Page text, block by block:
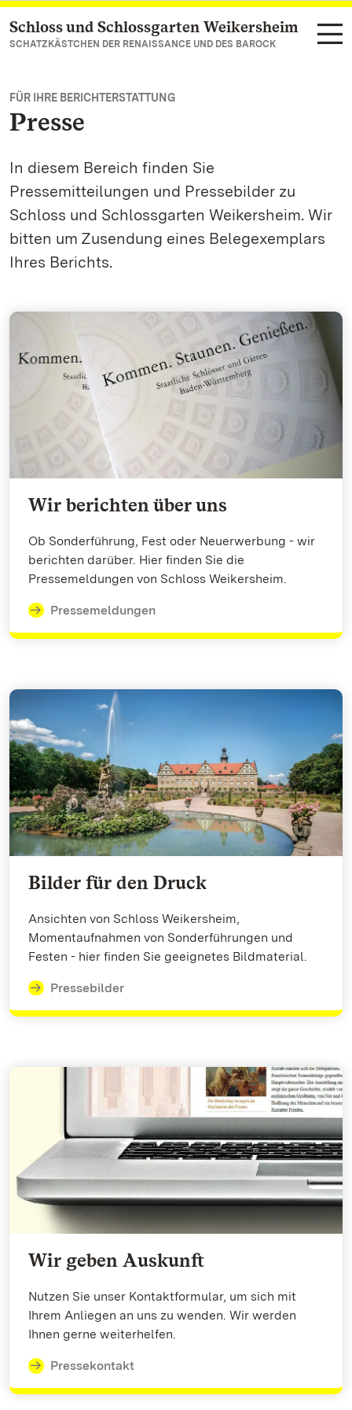
Zum Hauptinhalt springen
Schloss und Schlossgarten Weikersheim
SCHATZKÄSTCHEN DER RENAISSANCE UND DES BAROCK
FÜR IHRE BERICHTERSTATTUNG
Presse
In diesem Bereich finden Sie
Pressemitteilungen und Pressebilder zu
Schloss und Schlossgarten Weikersheim. Wir
bitten um Zusendung eines Belegexemplars
Ihres Berichts.
Wir berichten über uns
Ob Sonderführung, Fest oder Neuerwerbung - wir
berichten darüber. Hier finden Sie die
Pressemeldungen von Schloss Weikersheim.
Pressemeldungen
Bilder für den Druck
Ansichten von Schloss Weikersheim,
Momentaufnahmen von Sonderführungen und
Festen - hier finden Sie geeignetes Bildmaterial.
Pressebilder
Wir geben Auskunft
Nutzen Sie unser Kontaktformular, um sich mit
Ihrem Anliegen an uns zu wenden. Wir werden
Ihnen gerne weiterhelfen.
Pressekontakt